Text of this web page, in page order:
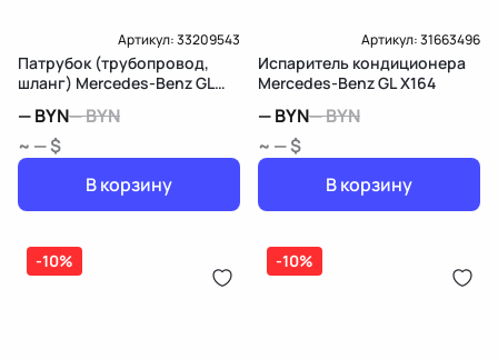
Артикул:33209543
Патрубок (трубопровод,
шланг) Mercedes-Benz GL
—BYN—BYN
~ — $
В корзину
Артикул:31663496
Испаритель кондиционера
Mercedes-Benz GL X164
—BYN—BYN
~ — $
В корзину
-10% -10%